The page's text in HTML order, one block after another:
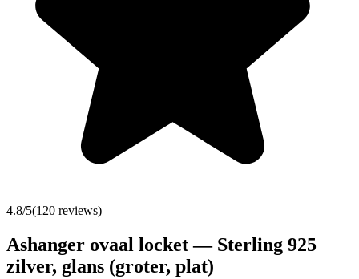
4.8/5(120 reviews)
Ashanger ovaal locket — Sterling 925
zilver, glans (groter, plat)